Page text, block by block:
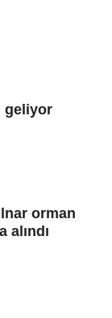
geliyor
orman
alındı